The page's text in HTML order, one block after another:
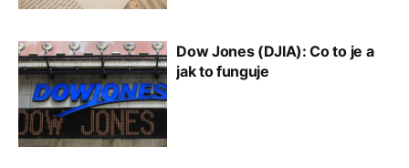
Dow Jones (DJIA): Co to je a
jak to funguje